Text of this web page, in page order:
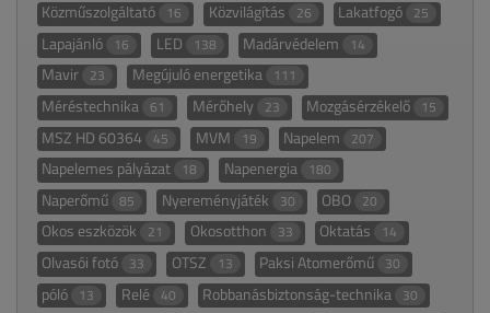
Közműszolgáltató 16 Közvilágítás 26 Lakatfogó 25
Lapajánló 16 LED 138 Madárvédelem 14
Mavir 23 Megújuló energetika 111
Méréstechnika 61 Mérőhely 23 Mozgásérzékelő 15
MSZ HD 60364 45 MVM 19 Napelem 207
Napelemes pályázat 18 Napenergia 180
Naperőmű 85 Nyereményjáték 30 OBO 20
Okos eszközök 21 Okosotthon 33 Oktatás 14
Olvasói fotó 33 OTSZ 13 Paksi Atomerőmű 30
póló 13 Relé 40 Robbanásbiztonság-technika 30